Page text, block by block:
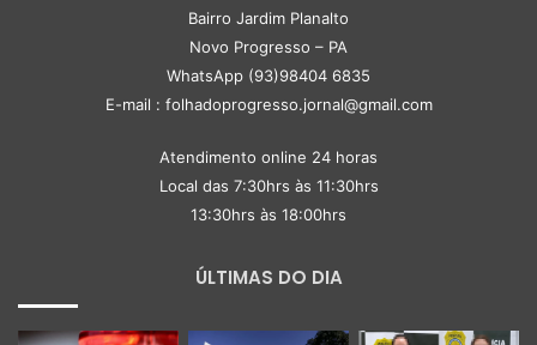
Bairro Jardim Planalto
Novo Progresso – PA
WhatsApp (93)98404 6835
E-mail : folhadoprogresso.jornal@gmail.com
Atendimento online 24 horas
Local das 7:30hrs às 11:30hrs
13:30hrs às 18:00hrs
ÚLTIMAS DO DIA